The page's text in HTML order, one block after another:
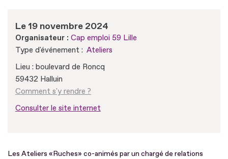
Le 19 novembre 2024
Organisateur : Cap emploi 59 Lille
Type d'événement : Ateliers
Lieu : boulevard de Roncq
59432 Halluin
Comment s'y rendre ?
Consulter le site internet
Les Ateliers «Ruches» co-animés par un chargé de relations